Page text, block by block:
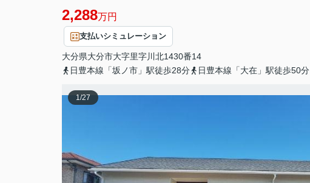
2,288万円
支払いシミュレーション
大分県大分市大字里字川北1430番14
日豊本線「坂ノ市」駅徒歩28分
日豊本線「大在」駅徒歩50分
1/27